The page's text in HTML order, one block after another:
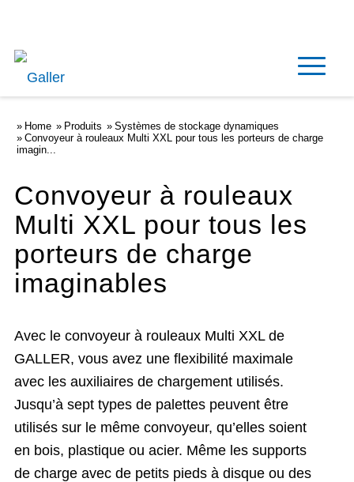
Home Produits
Systèmes de stockage dynamiques
Convoyeur à rouleaux Multi XXL pour tous les porteurs de charge
imagin...
Convoyeur à rouleaux
Multi XXL pour tous les
porteurs de charge
imaginables
Avec le convoyeur à rouleaux Multi XXL de
GALLER, vous avez une flexibilité maximale
avec les auxiliaires de chargement utilisés.
Jusqu’à sept types de palettes peuvent être
utilisés sur le même convoyeur, qu’elles soient
en bois, plastique ou acier. Même les supports
de charge avec de petits pieds à disque ou des